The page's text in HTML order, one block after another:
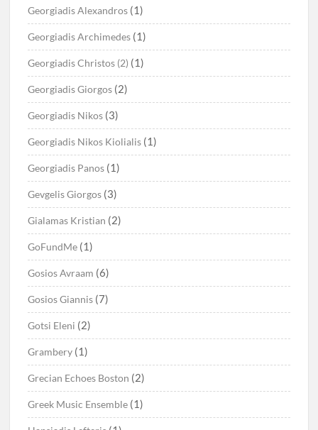
Georgiadis Alexandros (1)
Georgiadis Archimedes (1)
Georgiadis Christos (2) (1)
Georgiadis Giorgos (2)
Georgiadis Nikos (3)
Georgiadis Nikos Kiolialis (1)
Georgiadis Panos (1)
Gevgelis Giorgos (3)
Gialamas Kristian (2)
GoFundMe (1)
Gosios Avraam (6)
Gosios Giannis (7)
Gotsi Eleni (2)
Grambery (1)
Grecian Echoes Boston (2)
Greek Music Ensemble (1)